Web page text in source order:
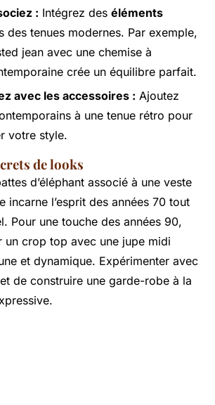
: Intégrez des éléments
des tenues modernes. Par exemple,
jean avec une chemise à
crée un équilibre parfait.
avec les accessoires : Ajoutez
à une tenue rétro pour
votre style.
de looks
d’éléphant associé à une veste
incarne l’esprit des années 70 tout
Pour une touche des années 90,
un crop top avec une jupe midi
et dynamique. Expérimenter avec
de construire une garde-robe à la